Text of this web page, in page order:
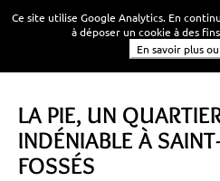
PROMENADE URBAINE
LA PIE, UN
INDÉNIABLE À
FOSSÉS
Ce site utilise Google Analytics. En
à déposer un cookie à des
En savoir plus